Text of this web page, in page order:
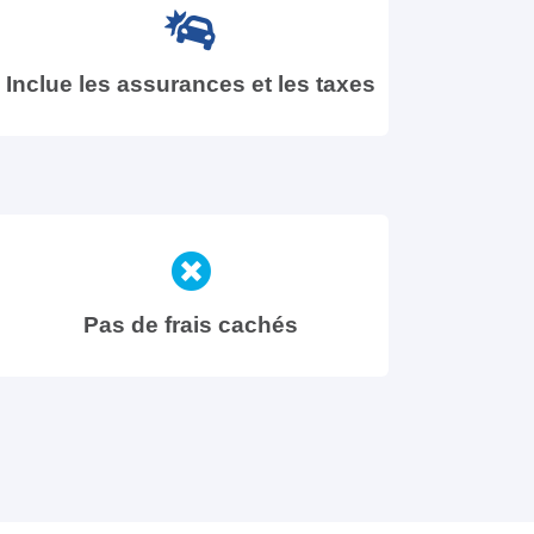
Inclue les assurances et les taxes
Pas de frais cachés